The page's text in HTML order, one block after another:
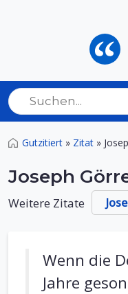
Gutzitiert » Zitat »
Joseph
Weitere Zitate
Wenn die
Jahre